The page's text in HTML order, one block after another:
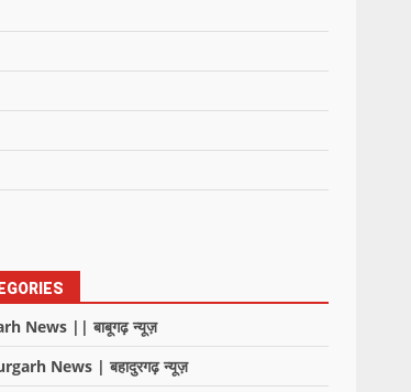
News || बाबूगढ़ न्यूज़
News | बहादुरगढ़ न्यूज़